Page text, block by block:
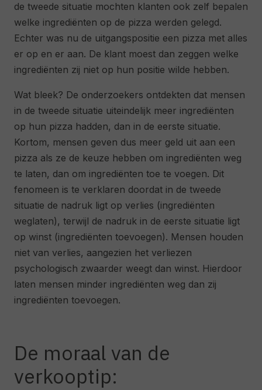
de tweede situatie mochten klanten ook zelf bepalen
welke ingrediënten op de pizza werden gelegd.
Echter was nu de uitgangspositie een pizza met alles
er op en er aan. De klant moest dan zeggen welke
ingrediënten zij niet op hun positie wilde hebben.
Wat bleek? De onderzoekers ontdekten dat mensen
in de tweede situatie uiteindelijk meer ingrediënten
op hun pizza hadden, dan in de eerste situatie.
Kortom, mensen geven dus meer geld uit aan een
pizza als ze de keuze hebben om ingrediënten weg
te laten, dan om ingrediënten toe te voegen. Dit
fenomeen is te verklaren doordat in de tweede
situatie de nadruk ligt op verlies (ingrediënten
weglaten), terwijl de nadruk in de eerste situatie ligt
op winst (ingrediënten toevoegen). Mensen houden
niet van verlies, aangezien het verliezen
psychologisch zwaarder weegt dan winst. Hierdoor
laten mensen minder ingrediënten weg dan zij
ingrediënten toevoegen.
De moraal van de
verkooptip: